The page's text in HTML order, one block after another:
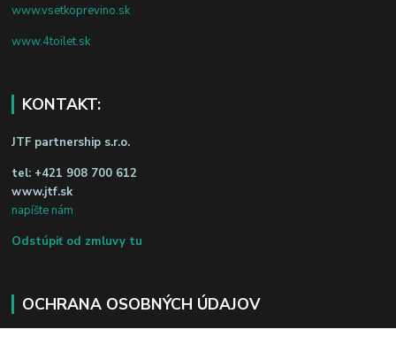
www.vsetkoprevino.sk
www.4toilet.sk
KONTAKT:
JTF partnership s.r.o.
tel: +421 908 700 612
www.jtf.sk
napíšte nám
Odstúpiť od zmluvy tu
OCHRANA OSOBNÝCH ÚDAJOV